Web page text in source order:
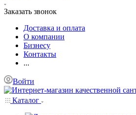
Заказать звонок
Доставка и оплата
О компании
Бизнесу
Контакты
...
Войти
Каталог